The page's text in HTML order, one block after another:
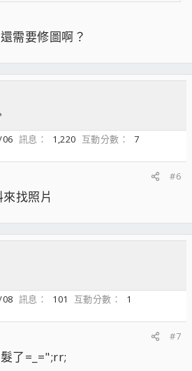
需要修圖啊？
訊息 1,220 互動分數
7
#6
找照片
訊息 101 互動分數
1
#7
了=_=";rr;